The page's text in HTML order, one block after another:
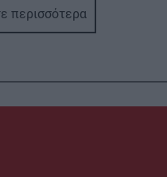
περισσότερα